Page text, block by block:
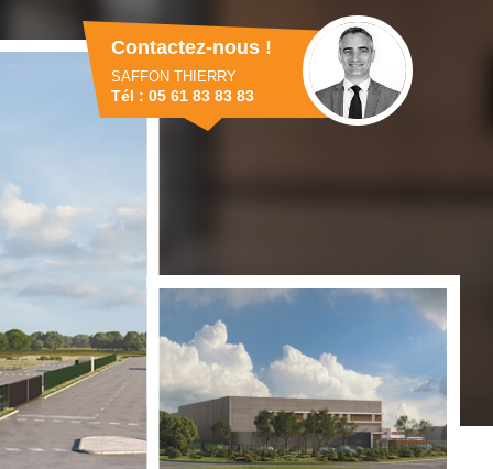
Contactez-nous !
SAFFON THIERRY
Tél : 05 61 83 83 83